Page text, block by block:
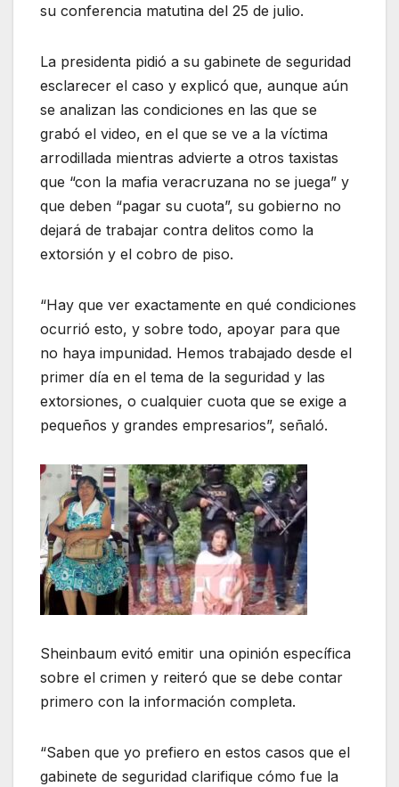
su conferencia matutina del 25 de julio.
La presidenta pidió a su gabinete de seguridad
esclarecer el caso y explicó que, aunque aún
se analizan las condiciones en las que se
grabó el video, en el que se ve a la víctima
arrodillada mientras advierte a otros taxistas
que “con la mafia veracruzana no se juega” y
que deben “pagar su cuota”, su gobierno no
dejará de trabajar contra delitos como la
extorsión y el cobro de piso.
“Hay que ver exactamente en qué condiciones
ocurrió esto, y sobre todo, apoyar para que
no haya impunidad. Hemos trabajado desde el
primer día en el tema de la seguridad y las
extorsiones, o cualquier cuota que se exige a
pequeños y grandes empresarios”, señaló.
Sheinbaum evitó emitir una opinión específica
sobre el crimen y reiteró que se debe contar
primero con la información completa.
“Saben que yo prefiero en estos casos que el
gabinete de seguridad clarifique cómo fue la